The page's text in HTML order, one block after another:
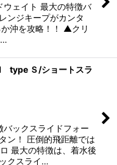
ウェイト 最大の特徴バ
ンジキープがカンタ
沖を攻略！！ ▲クリ
…
type Ｓ/ショートスラ
バックスライドフォー
ン！ 圧倒的飛距離では
最大の特徴は、着水後
クスライ…